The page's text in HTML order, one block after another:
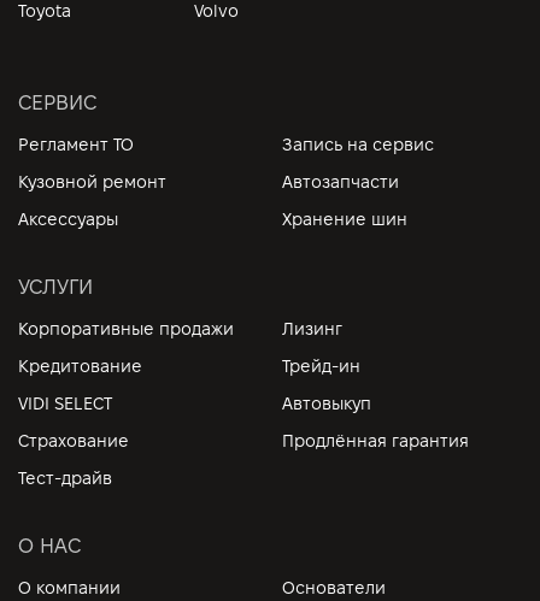
Toyota
Volvo
СЕРВИС
Регламент ТО
Запись на сервис
Кузовной ремонт
Автозапчасти
Аксессуары
Хранение шин
УСЛУГИ
Корпоративные продажи
Лизинг
Кредитование
Трейд-ин
VIDI SELECT
Автовыкуп
Страхование
Продлённая гарантия
Тест-драйв
О НАС
О компании
Основатели